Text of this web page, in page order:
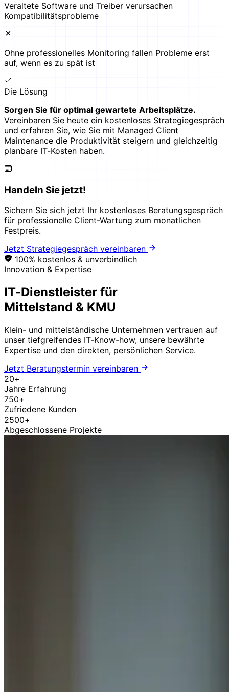
Veraltete Software und Treiber verursachen
Kompatibilitätsprobleme
Ohne professionelles Monitoring fallen Probleme erst
auf, wenn es zu spät ist
Die Lösung
Sorgen Sie für optimal gewartete Arbeitsplätze.
Vereinbaren Sie heute ein kostenloses Strategiegespräch
und erfahren Sie, wie Sie mit Managed Client
Maintenance die Produktivität steigern und gleichzeitig
planbare IT-Kosten haben.
Handeln Sie jetzt!
Sichern Sie sich jetzt Ihr kostenloses Beratungsgespräch
für professionelle Client-Wartung zum monatlichen
Festpreis.
Jetzt Strategiegespräch vereinbaren
100% kostenlos & unverbindlich
Innovation & Expertise
IT-Dienstleister für
Mittelstand & KMU
Klein- und mittelständische Unternehmen vertrauen auf
unser tiefgreifendes IT-Know-how, unsere bewährte
Expertise und den direkten, persönlichen Service.
Jetzt Beratungstermin vereinbaren
20+
Jahre Erfahrung
750+
Zufriedene Kunden
2500+
Abgeschlossene Projekte